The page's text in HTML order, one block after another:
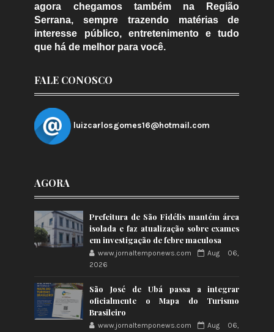
agora chegamos também na Região
Serrana, sempre trazendo matérias de
interesse público, entretenimento e tudo
que há de melhor para você.
FALE CONOSCO
luizcarlosgomes16@hotmail.com
AGORA
Prefeitura de São Fidélis mantém área
isolada e faz atualização sobre exames
em investigação de febre maculosa
www.jornaltemponews.com
Aug 06,
2026
São José de Ubá passa a integrar
oficialmente o Mapa do Turismo
Brasileiro
www.jornaltemponews.com
Aug 06,